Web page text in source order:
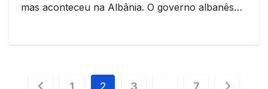
mas aconteceu na Albânia. O governo albanês…
1 2 3 … 7